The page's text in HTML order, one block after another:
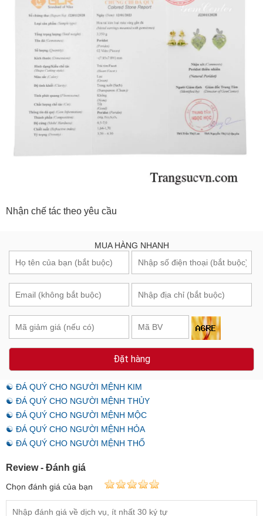
Nhận chế tác theo yêu cầu
MUA HÀNG NHANH
Đặt hàng
☯ ĐÁ QUÝ CHO NGƯỜI MỆNH KIM
☯ ĐÁ QUÝ CHO NGƯỜI MỆNH THỦY
☯ ĐÁ QUÝ CHO NGƯỜI MỆNH MỘC
☯ ĐÁ QUÝ CHO NGƯỜI MỆNH HỎA
☯ ĐÁ QUÝ CHO NGƯỜI MỆNH THỔ
Review - Đánh giá
Chọn đánh giá của bạn